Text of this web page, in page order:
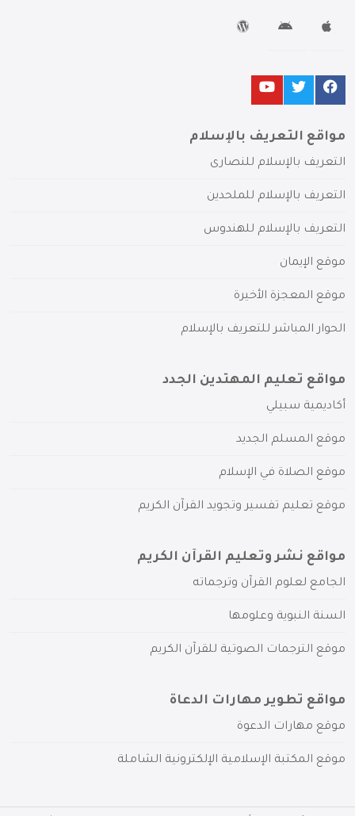
مواقع التعريف بالإسلام
التعريف بالإسلام للنصارى
التعريف بالإسلام للملحدين
التعريف بالإسلام للهندوس
موقع الإيمان
موقع المعجزة الأخيرة
الحوار المباشر للتعريف بالإسلام
مواقع تعليم المهتدين الجدد
أكاديمية سبيلي
موقع المسلم الجديد
موقع الصلاة في الإسلام
موقع تعليم تفسير وتجويد القرآن الكريم
مواقع نشر وتعليم القرآن الكريم
الجامع لعلوم القرآن وترجماته
السنة النبوية وعلومها
موقع الترجمات الصوتية للقرآن الكريم
مواقع تطوير مهارات الدعاة
موقع مهارات الدعوة
موقع المكتبة الإسلامية الإلكترونية الشاملة